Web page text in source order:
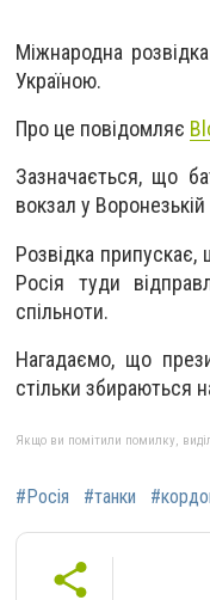
Міжнародна
Україною.
Про це повідомляє
Зазначається, що
вокзал у
Розвідка припускає,
Росія туди
спільноти.
Нагадаємо, що
стільки збираються
Якщо ви помітили помилку,
#Росія #танки